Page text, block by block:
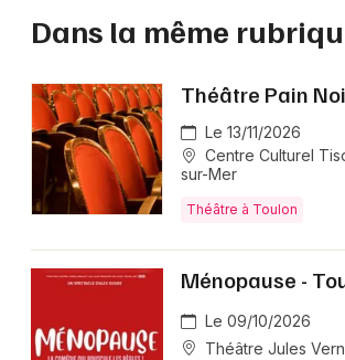
Dans la même
Théâtre Pain
Le 13/11/2026
Centre Culturel
sur-Mer
Théâtre à Toulon
Ménopause -
Le 09/10/2026
Théâtre Jules